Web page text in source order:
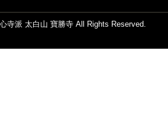
寺派 太白山 寶勝寺 All Rights Reserved.